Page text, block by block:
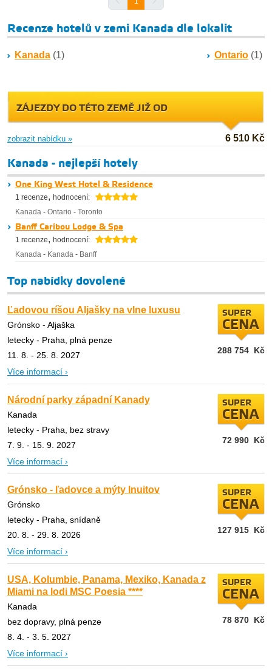
Recenze hotelů v zemi Kanada dle lokalit
Kanada (1) Ontario (1)
ZÁJEZDY DO TÉTO ZEMĚ JIŽ OD
zobrazit nabídku » 6 510 Kč
Kanada - nejlepší hotely
One King West Hotel & Residence
1 recenze, hodnocení:
Kanada - Ontario - Toronto
Banff Caribou Lodge & Spa
1 recenze, hodnocení:
Kanada - Kanada - Banff
Top nabídky dovolené
Ľadovou ríšou Aljašky na vlne luxusu
Grónsko - Aljaška
letecky - Praha, plná penze
11. 8. - 25. 8. 2027
Více informací ›
SUPER
CENA
288 754 Kč
Národní parky západní Kanady
Kanada
letecky - Praha, bez stravy
7. 9. - 15. 9. 2027
Více informací ›
SUPER
CENA
72 990 Kč
Grónsko - ľadovce a mýty Inuitov
Grónsko
letecky - Praha, snídaně
20. 8. - 29. 8. 2026
Více informací ›
SUPER
CENA
127 915 Kč
USA, Kolumbie, Panama, Mexiko, Kanada z
Miami na lodi MSC Poesia ****
Kanada
bez dopravy, plná penze
8. 4. - 3. 5. 2027
Více informací ›
SUPER
CENA
78 870 Kč